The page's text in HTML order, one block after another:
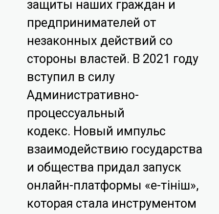
защиты наших граждан и
предпринимателей от
незаконных действий со
стороны властей. В 2021 году
вступил в силу
Административно-
процессуальный
кодекс. Новый импульс
взаимодействию государства
и общества придал запуск
онлайн-платформы «е-Өтініш»,
которая стала инструментом